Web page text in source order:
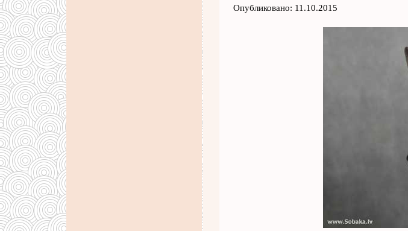
Опубликовано: 11.10.2015